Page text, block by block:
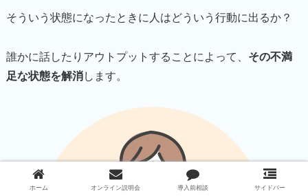
そういう状態になったときに人はどういう行動に出るか？
誰かに話したりアウトプットすることによって、 その不満
足な状態を解消します。
ホーム オンライン説明会 導入前相談 サイドバー